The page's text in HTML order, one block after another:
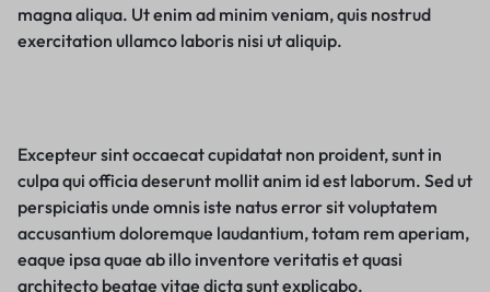
magna aliqua. Ut enim ad minim veniam, quis nostrud
exercitation ullamco laboris nisi ut aliquip.
Excepteur sint occaecat cupidatat non proident, sunt in
culpa qui officia deserunt mollit anim id est laborum. Sed ut
perspiciatis unde omnis iste natus error sit voluptatem
accusantium doloremque laudantium, totam rem aperiam,
eaque ipsa quae ab illo inventore veritatis et quasi
architecto beatae vitae dicta sunt explicabo.